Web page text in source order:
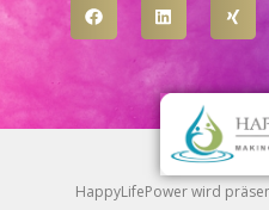
HappyLifePower wird